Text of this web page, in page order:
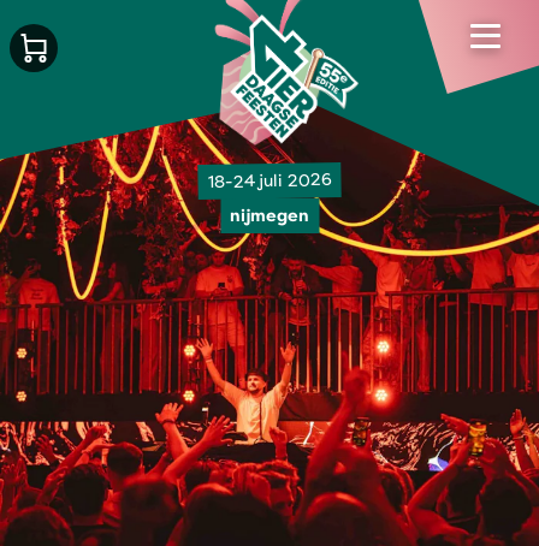
18-24 juli 2026
nijmegen